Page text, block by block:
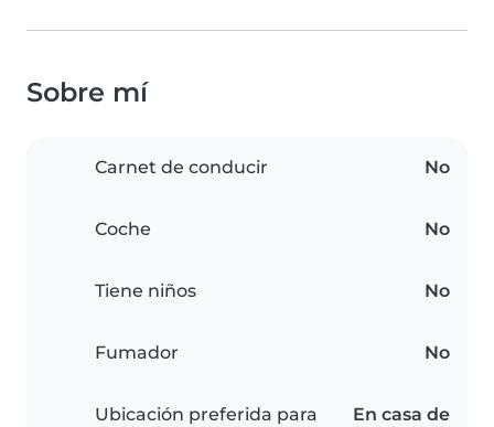
Sobre mí
Carnet de conducir No
Coche No
Tiene niños No
Fumador No
Ubicación preferida para
En casa de